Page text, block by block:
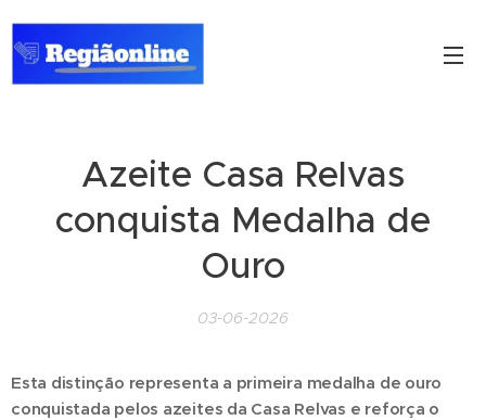
Azeite Casa Relvas
conquista Medalha de
Ouro
03-06-2026
Esta distinção representa a primeira medalha de ouro
conquistada pelos azeites da Casa Relvas e reforça o